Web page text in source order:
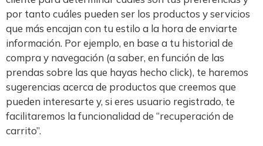
por tanto cuáles pueden ser los productos y servicios
que más encajan con tu estilo a la hora de enviarte
información. Por ejemplo, en base a tu historial de
compra y navegación (a saber, en función de las
prendas sobre las que hayas hecho click), te haremos
sugerencias acerca de productos que creemos que
pueden interesarte y, si eres usuario registrado, te
facilitaremos la funcionalidad de “recuperación de
carrito”.